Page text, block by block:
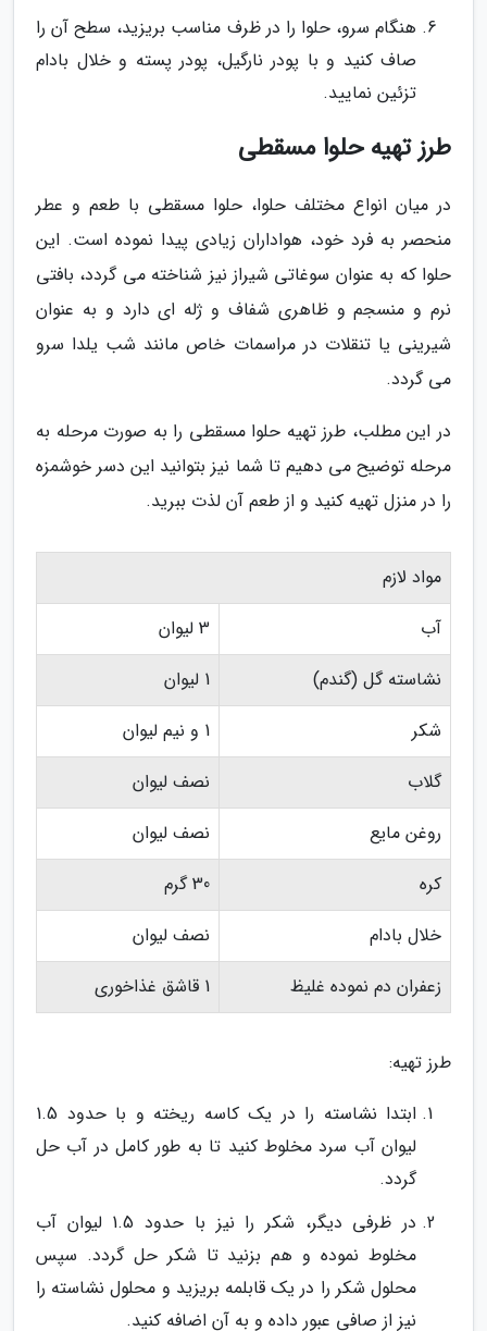
هنگام سرو، حلوا را در ظرف مناسب بریزید، سطح آن را
صاف کنید و با پودر نارگیل، پودر پسته و خلال بادام
تزئین نمایید.
طرز تهیه حلوا مسقطی
در میان انواع مختلف حلوا، حلوا مسقطی با طعم و عطر
منحصر به فرد خود، هواداران زیادی پیدا نموده است. این
حلوا که به عنوان سوغاتی شیراز نیز شناخته می گردد، بافتی
نرم و منسجم و ظاهری شفاف و ژله ای دارد و به عنوان
شیرینی یا تنقلات در مراسمات خاص مانند شب یلدا سرو
می گردد.
در این مطلب، طرز تهیه حلوا مسقطی را به صورت مرحله به
مرحله توضیح می دهیم تا شما نیز بتوانید این دسر خوشمزه
را در منزل تهیه کنید و از طعم آن لذت ببرید.
مواد لازم
آب
3 لیوان
نشاسته گل (گندم)
1 لیوان
شکر
1 و نیم لیوان
گلاب
نصف لیوان
روغن مایع
نصف لیوان
کره
30 گرم
خلال بادام
نصف لیوان
زعفران دم نموده غلیظ
1 قاشق غذاخوری
طرز تهیه:
ابتدا نشاسته را در یک کاسه ریخته و با حدود 1.5
لیوان آب سرد مخلوط کنید تا به طور کامل در آب حل
گردد.
در ظرفی دیگر، شکر را نیز با حدود 1.5 لیوان آب
مخلوط نموده و هم بزنید تا شکر حل گردد. سپس
محلول شکر را در یک قابلمه بریزید و محلول نشاسته را
نیز از صافی عبور داده و به آن اضافه کنید.